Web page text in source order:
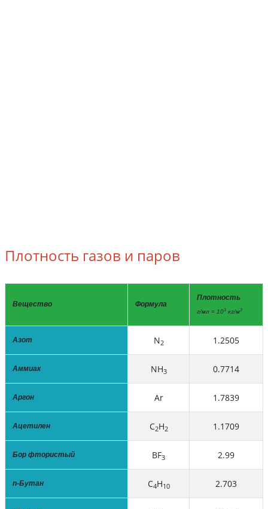
Плотность газов и паров
Вещество Формула
Плотность
г/мл = 103 кг/м3
Азот N2 1.2505
Аммиак NH3 0.7714
Аргон Ar 1.7839
Ацетилен C2H2 1.1709
Бор фтористый BF3 2.99
n-Бутан C4H10 2.703